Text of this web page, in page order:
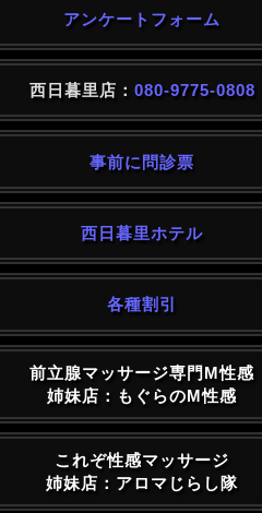
アンケートフォーム
西日暮里店： 080-9775-0808
事前に問診票
西日暮里ホテル
各種割引
前立腺マッサージ専門M性感
姉妹店：もぐらのM性感
これぞ性感マッサージ
姉妹店：アロマじらし隊